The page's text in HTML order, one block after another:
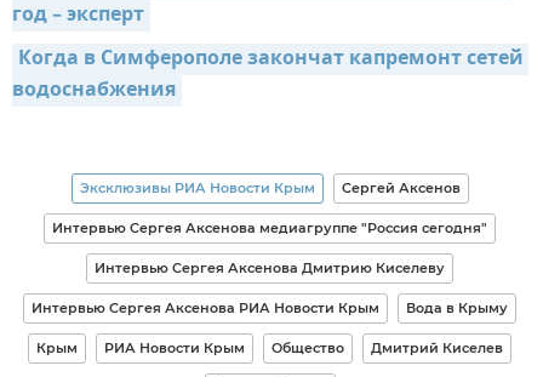
год – эксперт
Когда в Симферополе закончат капремонт сетей
водоснабжения
Эксклюзивы РИА Новости Крым Сергей Аксенов
Интервью Сергея Аксенова медиагруппе "Россия сегодня"
Интервью Сергея Аксенова Дмитрию Киселеву
Интервью Сергея Аксенова РИА Новости Крым Вода в Крыму
Крым РИА Новости Крым Общество Дмитрий Киселев